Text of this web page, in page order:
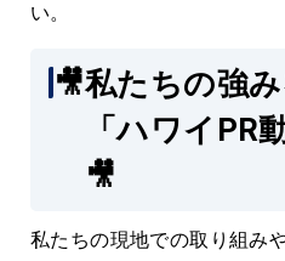
い。
🎥私たちの強
「ハワイPR
🎥
私たちの現地での取り組み